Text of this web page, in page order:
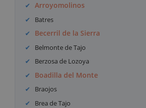
Arroyomolinos
Batres
Becerril de la Sierra
Belmonte de Tajo
Berzosa de Lozoya
Boadilla del Monte
Braojos
Brea de Tajo